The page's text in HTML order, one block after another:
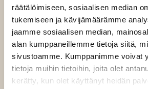
räätälöimiseen, sosiaalisen median
tukemiseen ja kävijämäärämme
jaamme sosiaalisen median,
alan kumppaneillemme tietoja siitä,
sivustoamme. Kumppanimme voivat
tietoja muihin tietoihin, joita olet
kerätty, kun olet käyttänyt heidän
Kirjan
Osta teos